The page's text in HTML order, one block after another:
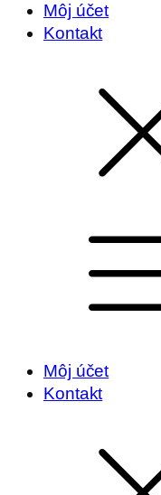
Môj účet
Kontakt
Môj účet
Kontakt